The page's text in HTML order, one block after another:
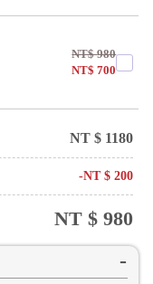
NT$980
NT$700
NT $ 1180
-NT $200
NT $980